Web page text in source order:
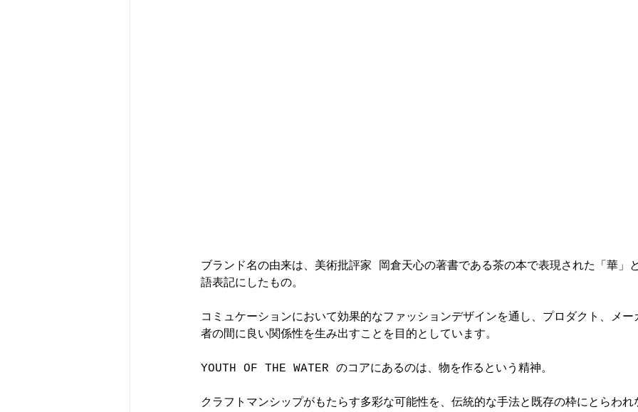
ブランド名の由来は、美術批評家 岡倉天心の著書である茶の本で表現された「華」
語表記にしたもの。
コミュケーションにおいて効果的なファッションデザインを通し、プロダクト、メー
者の間に良い関係性を生み出すことを目的としています。
YOUTH OF THE WATER のコアにあるのは、物を作るという精神。
クラフトマンシップがもたらす多彩な可能性を、伝統的な手法と既存の枠にとらわ